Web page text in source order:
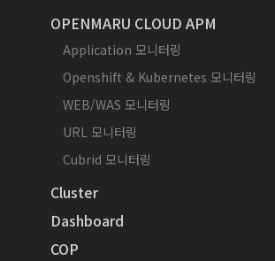
OPENMARU CLOUD APM
Application 모니터링
Openshift & Kubernetes 모니터링
WEB/WAS 모니터링
URL 모니터링
Cubrid 모니터링
Cluster
Dashboard
COP